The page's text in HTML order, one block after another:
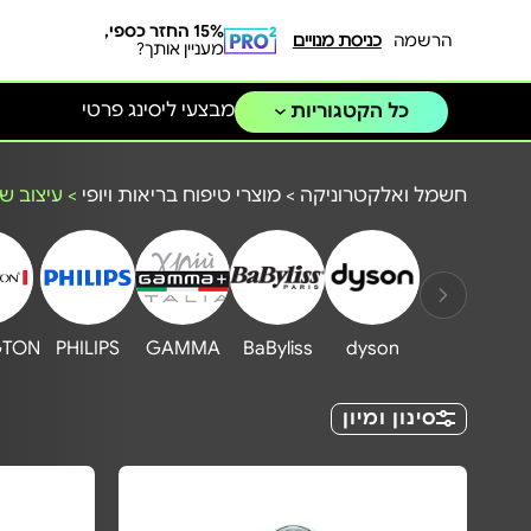
הרשמה כניסת מנויים
15% החזר כספי,
מעניין אותך?
כל הקטגוריות מבצעי ליסינג פרטי
חשמל ואלקטרוניקה > מוצרי טיפוח בריאות ויופי > עיצוב
dyson
BaByliss
GAMMA
PHILIPS
סינון ומיון